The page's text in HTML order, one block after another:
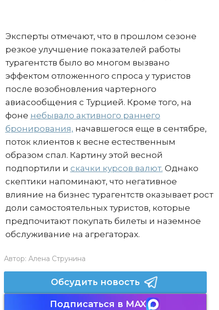
Эксперты отмечают, что в прошлом сезоне
резкое улучшение показателей работы
турагентств было во многом вызвано
эффектом отложенного спроса у туристов
после возобновления чартерного
авиасообщения с Турцией. Кроме того, на
фоне небывало активного раннего
бронирования, начавшегося еще в сентябре,
поток клиентов к весне естественным
образом спал. Картину этой весной
подпортили и скачки курсов валют. Однако
скептики напоминают, что негативное
влияние на бизнес турагентств оказывает рост
доли самостоятельных туристов, которые
предпочитают покупать билеты и наземное
обслуживание на агрегаторах.
Автор: Алена Струнина
Обсудить новость
Подписаться в MAX